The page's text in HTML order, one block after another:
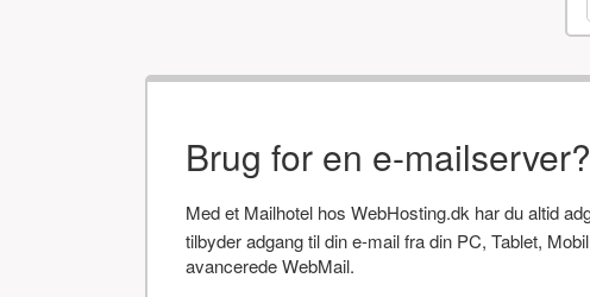
Brug for en e-mailserver?
Med et Mailhotel hos WebHosting.dk har du altid
tilbyder adgang til din e-mail fra din PC, Tablet,
avancerede WebMail.